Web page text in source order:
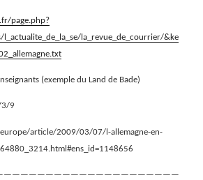
page.php?
l_actualite_de_la_se/la_revue_de_courrier/&ke
(exemple du Land de Bade)
3/9
article/2009/03/07/l-allemagne-en-